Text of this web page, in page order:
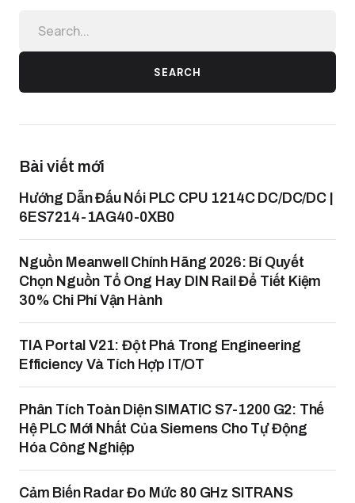
SEARCH
Bài viết mới
Hướng Dẫn Đấu Nối PLC CPU 1214C DC/DC/DC |
6ES7214-1AG40-0XB0
Nguồn Meanwell Chính Hãng 2026: Bí Quyết
Chọn Nguồn Tổ Ong Hay DIN Rail Để Tiết Kiệm
30% Chi Phí Vận Hành
TIA Portal V21: Đột Phá Trong Engineering
Efficiency Và Tích Hợp IT/OT
Phân Tích Toàn Diện SIMATIC S7-1200 G2: Thế
Hệ PLC Mới Nhất Của Siemens Cho Tự Động
Hóa Công Nghiệp
Cảm Biến Radar Đo Mức 80 GHz SITRANS